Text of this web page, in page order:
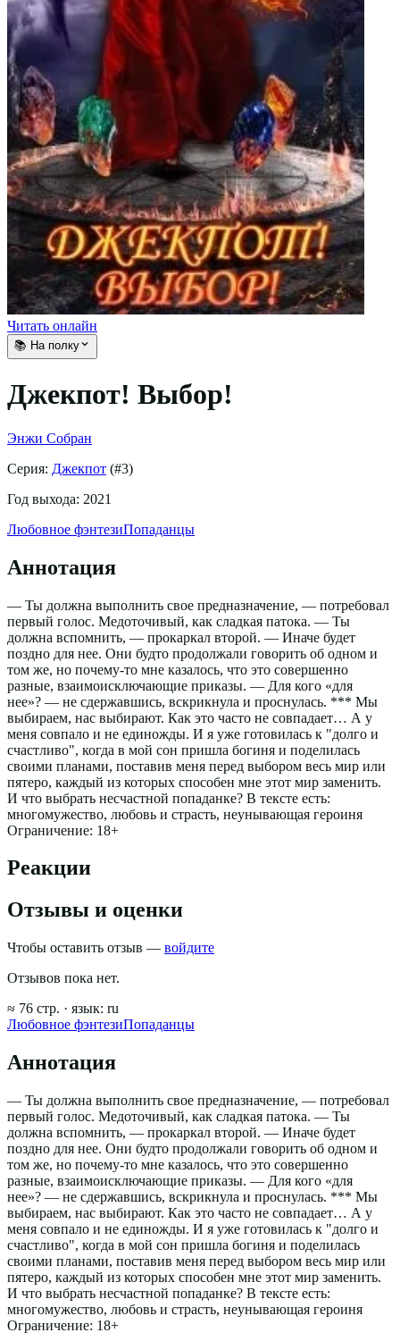
Читать онлайн
📚 На полку
Джекпот! Выбор!
Энжи Собран
Серия: Джекпот (#3)
Год выхода: 2021
Любовное фэнтезиПопаданцы
Аннотация
— Ты должна выполнить свое предназначение, — потребовал
первый голос. Медоточивый, как сладкая патока. — Ты
должна вспомнить, — прокаркал второй. — Иначе будет
поздно для нее. Они будто продолжали говорить об одном и
том же, но почему-то мне казалось, что это совершенно
разные, взаимоисключающие приказы. — Для кого «для
нее»? — не сдержавшись, вскрикнула и проснулась. *** Мы
выбираем, нас выбирают. Как это часто не совпадает… А у
меня совпало и не единожды. И я уже готовилась к "долго и
счастливо", когда в мой сон пришла богиня и поделилась
своими планами, поставив меня перед выбором весь мир или
пятеро, каждый из которых способен мне этот мир заменить.
И что выбрать несчастной попаданке? В тексте есть:
многомужество, любовь и страсть, неунывающая героиня
Ограничение: 18+
Реакции
Отзывы и оценки
Чтобы оставить отзыв — войдите
Отзывов пока нет.
≈ 76 стр. · язык: ru
Любовное фэнтезиПопаданцы
Аннотация
— Ты должна выполнить свое предназначение, — потребовал
первый голос. Медоточивый, как сладкая патока. — Ты
должна вспомнить, — прокаркал второй. — Иначе будет
поздно для нее. Они будто продолжали говорить об одном и
том же, но почему-то мне казалось, что это совершенно
разные, взаимоисключающие приказы. — Для кого «для
нее»? — не сдержавшись, вскрикнула и проснулась. *** Мы
выбираем, нас выбирают. Как это часто не совпадает… А у
меня совпало и не единожды. И я уже готовилась к "долго и
счастливо", когда в мой сон пришла богиня и поделилась
своими планами, поставив меня перед выбором весь мир или
пятеро, каждый из которых способен мне этот мир заменить.
И что выбрать несчастной попаданке? В тексте есть:
многомужество, любовь и страсть, неунывающая героиня
Ограничение: 18+